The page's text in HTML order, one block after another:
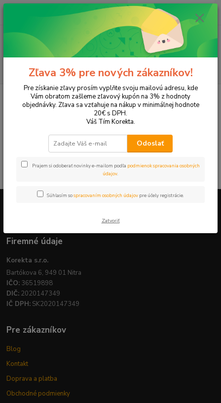
Hľadať
ks
za 0,00 EUR
Tonery a náplne do tlačiarní Hewlett Packard
HP OfficeJet
OfficeJet Pro K850
OfficeJet Pro K850
V tejto kategórii nebol nájdený žiadny tovar.
Firemné údaje a informácie
Firemné údaje
Korekta s.r.o.
Bartókova 6, 949 01 Nitra
IČO: 36519898
DIČ: 2020147349
IČ DPH: SK2020147349
Pre zákazníkov
Blog
Kontakt
Doprava a platba
Obchodné podmienky
Zľava 3% pre nových zákazníkov!
Pre získanie zľavy prosím vyplňte svoju mailovú adresu, kde
Vám obratom zašleme zľavový kupón na 3% z hodnoty
objednávky. Zľava sa vzťahuje na nákup v minimálnej hodnote
20€ s DPH.
Váš Tím Korekta.
Odoslať
Prajem si odoberať novinky e-mailom podľa podmienok spracovania osobných
údajov.
Súhlasím sospracovaním osobných údajov pre účely registrácie.
Zatvoriť